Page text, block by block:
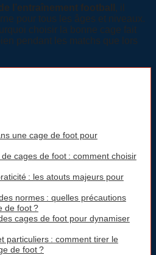
l’entraînement football
, il
pour tous les âges et niveaux.
choisir la bonne cage fait
pendant les matchs que lors
une cage de foot pour
cages de foot : comment choisir
: les atouts majeurs pour
normes : quelles précautions
de foot ?
cages de foot pour dynamiser
particuliers : comment tirer le
de foot ?